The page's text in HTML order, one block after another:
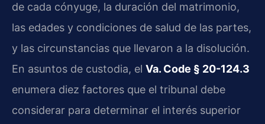
de cada cónyuge, la duración del matrimonio,
las edades y condiciones de salud de las partes,
y las circunstancias que llevaron a la disolución.
En asuntos de custodia, el Va. Code § 20-124.3
enumera diez factores que el tribunal debe
considerar para determinar el interés superior